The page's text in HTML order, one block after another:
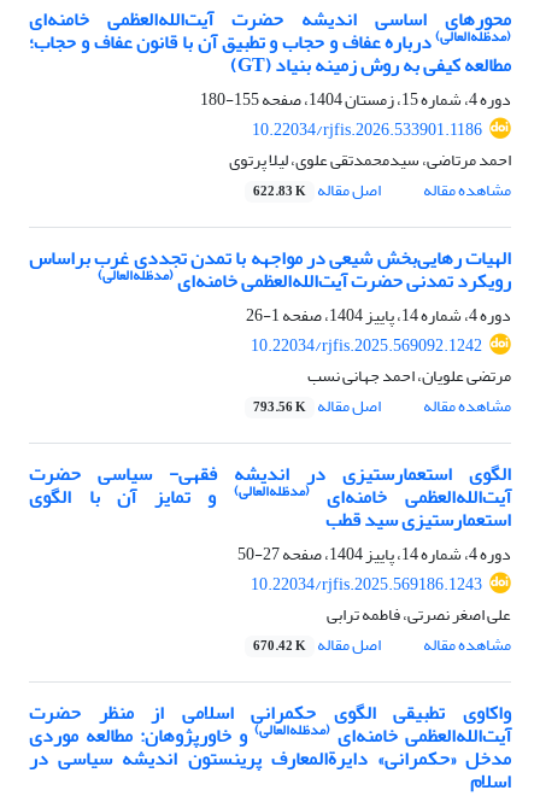
محورهای اساسی اندیشه‌ حضرت آیت‌الله‌العظمی خامنه‌ای
(مدظله‌العالی)درباره‌ عفاف و حجاب و تطبیق آن با قانون عفاف و حجاب؛
مطالعه‌ کیفی به روش زمینه بنیاد (GT)
دوره 4، شماره 15، زمستان 1404، صفحه
155-180
10.22034/rjfis.2026.533901.1186
احمد مرتاضی، سیدمحمدتقی علوی، لیلا پرتوی
مشاهده مقاله
اصل مقاله 622.83 K
الهیات رهایی‌بخش شیعی در مواجهه با تمدن تجددی غرب براساس
رویکرد تمدنی حضرت آیت‌الله‌العظمی خامنه‌ای(مدظله‌العالی)
دوره 4، شماره 14، پاییز 1404، صفحه
1-26
10.22034/rjfis.2025.569092.1242
مرتضی علویان، احمد جهانی نسب
مشاهده مقاله
اصل مقاله 793.56 K
الگوی استعمارستیزی در اندیشه فقهی- سیاسی حضرت
آیت‌الله‌العظمی خامنه‌ای(مدظله‌العالی) و تمایز آن با الگوی
استعمارستیزی سید قطب
دوره 4، شماره 14، پاییز 1404، صفحه
27-50
10.22034/rjfis.2025.569186.1243
علی اصغر نصرتی، فاطمه ترابی
مشاهده مقاله
اصل مقاله 670.42 K
واکاوی تطبیقی الگوی حکمرانی اسلامی از منظر حضرت
آیت‌الله‌العظمی خامنه‌ای (مدظله‌العالی)و خاورپژوهان: مطالعه موردی
مدخل «حکمرانی» دایرةالمعارف پرینستون اندیشه سیاسی در
اسلام